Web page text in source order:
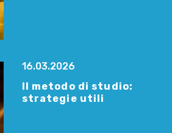
16.03.2026
Il metodo di studio:
strategie utili